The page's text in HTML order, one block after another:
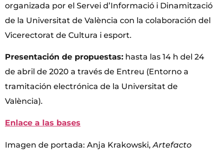
organizada por el Servei d’Informació i Dinamització
de la Universitat de València con la colaboración del
Vicerectorat de Cultura i esport.
Presentación de propuestas: hasta las 14 h del 24
de abril de 2020 a través de Entreu (Entorno a
tramitación electrónica de la Universitat de
València).
Enlace a las bases
Imagen de portada: Anja Krakowski, Artefacto